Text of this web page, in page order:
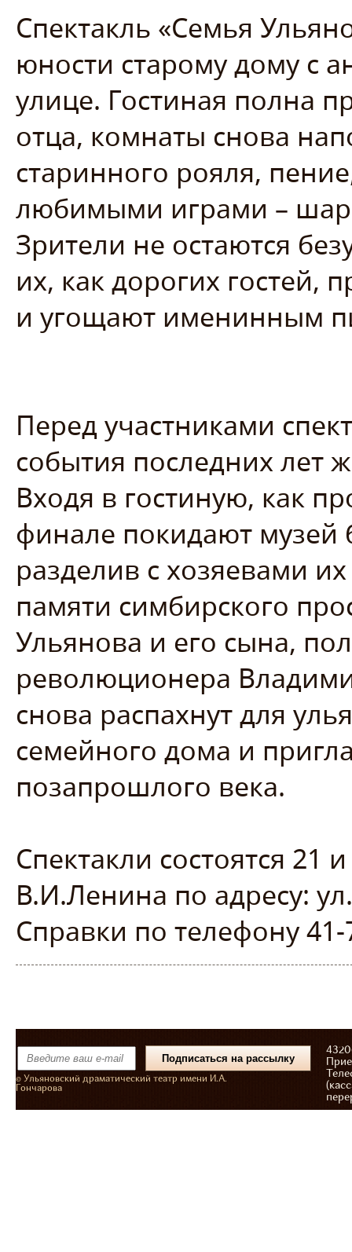
Спектакль «Семья
юности старому дому с
улице. Гостиная полна
отца, комнаты снова
старинного рояля,
любимыми играми –
Зрители не остаются
их, как дорогих гостей,
и угощают именинным
Перед участниками
события последних лет
Входя в гостиную, как
финале покидают музей
разделив с хозяевами
памяти симбирского
Ульянова и его сына,
революционера
снова распахнут для
семейного дома и
позапрошлого века.
Спектакли состоятся 21
В.И.Ленина по адресу:
Справки по телефону 41-
© Ульяновский драматический театр имени И.А.
Гончарова